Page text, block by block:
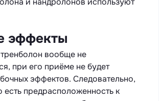
эффекты
тренболон вообще не
при его приёме не будет
эффектов. Следовательно,
есть предрасположенность к